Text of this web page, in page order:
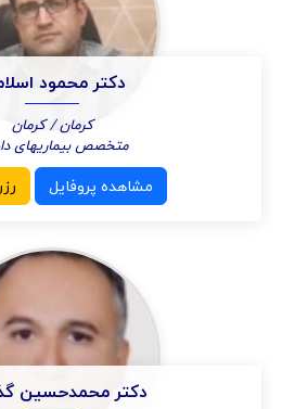
دکتر محمود
کرمان / کرمان
متخصص بیماریهای
مشاهده پروفایل
دکتر محمدحسین